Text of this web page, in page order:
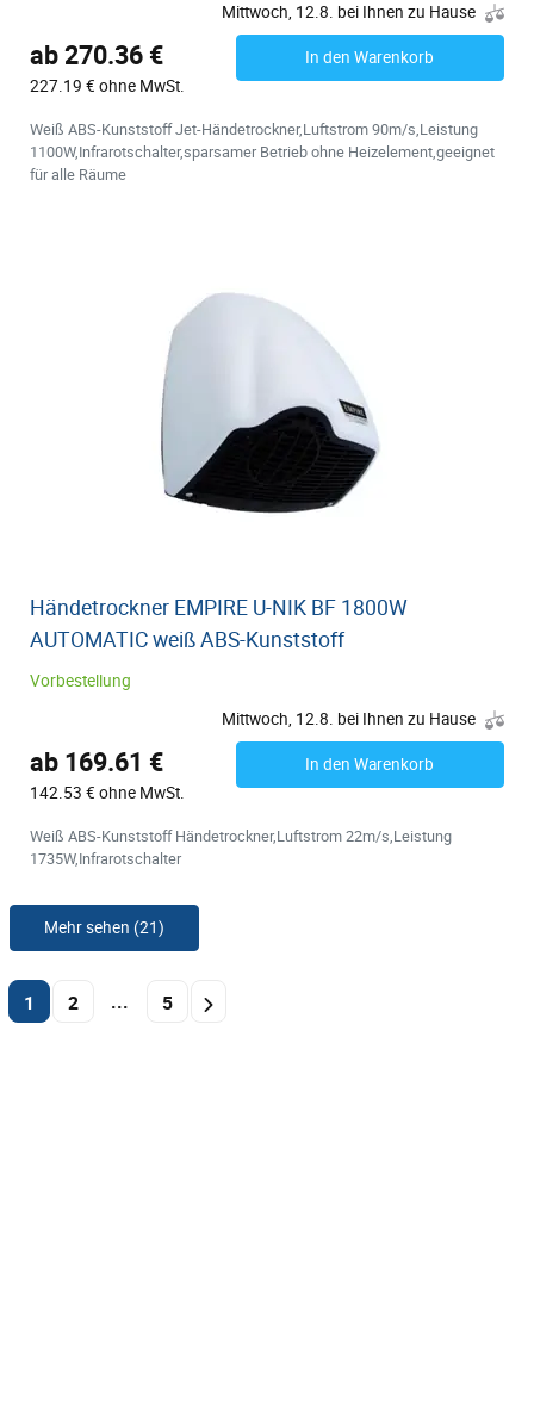
Mittwoch, 12.8. bei Ihnen zu Hause
ab 270.36 €
227.19 € ohne MwSt.
In den Warenkorb
Weiß ABS-Kunststoff Jet-Händetrockner,Luftstrom 90m/s,Leistung
1100W,Infrarotschalter,sparsamer Betrieb ohne Heizelement,geeignet
für alle Räume
Händetrockner EMPIRE U-NIK BF 1800W
AUTOMATIC weiß ABS-Kunststoff
Vorbestellung
Mittwoch, 12.8. bei Ihnen zu Hause
ab 169.61 €
142.53 € ohne MwSt.
In den Warenkorb
Weiß ABS-Kunststoff Händetrockner,Luftstrom 22m/s,Leistung
1735W,Infrarotschalter
Mehr sehen (21)
1 2 ... 5